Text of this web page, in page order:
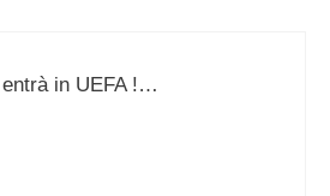
in UEFA !…